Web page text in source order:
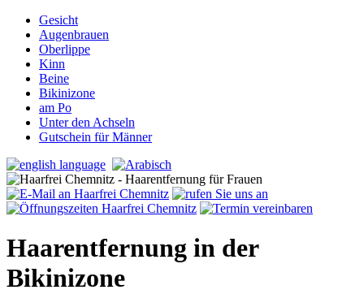
Gesicht
Augenbrauen
Oberlippe
Kinn
Beine
Bikinizone
am Po
Unter den Achseln
Gutschein für Männer
Haarentfernung in der
Bikinizone